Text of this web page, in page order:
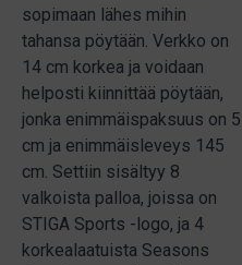
sopimaan lähes mihin
tahansa pöytään. Verkko on
14 cm korkea ja voidaan
helposti kiinnittää pöytään,
jonka enimmäispaksuus on 5
cm ja enimmäisleveys 145
cm. Settiin sisältyy 8
valkoista palloa, joissa on
STIGA Sports -logo, ja 4
korkealaatuista Seasons